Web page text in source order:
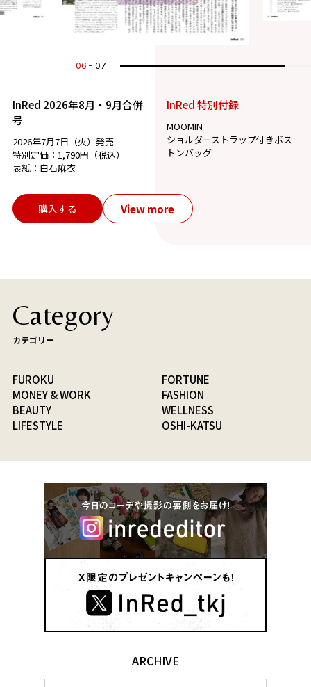
07 07
InRed 2026年8月・9月合併
号
2026年7月7日（火）発売
特別定価：1,790円（税込）
表紙：白石麻衣
InRed 特別付録
MOOMIN
ショルダーストラップ付きボス
トンバッグ
購入する View more
Category
カテゴリー
FUROKU
FORTUNE
MONEY & WORK
FASHION
BEAUTY
WELLNESS
LIFESTYLE
OSHI-KATSU
ARCHIVE